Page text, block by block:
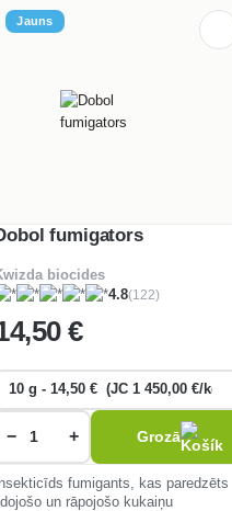
Jauns
fumigators
biocides
4.8(122)
,50 €
− + Grozā
fumigants, kas paredzēts
un rāpojošo kukaiņu